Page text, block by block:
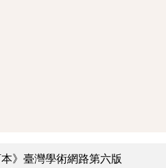
》臺灣學術網路第六版